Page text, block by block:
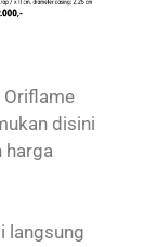
Oriflame
disini
harga
langsung